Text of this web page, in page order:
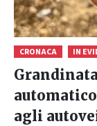
CRONACA IN
agli